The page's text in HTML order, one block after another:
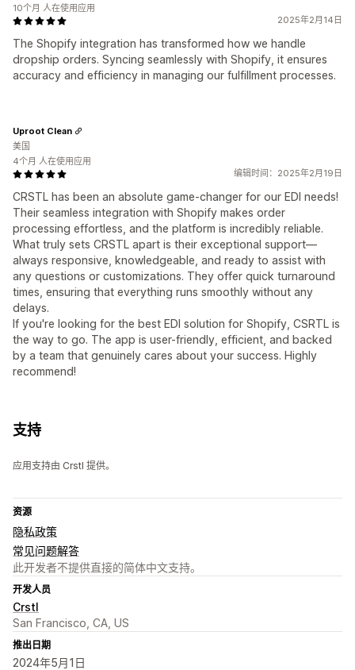
2025年2月14日
The Shopify integration has transformed how we handle
dropship orders. Syncing seamlessly with Shopify, it ensures
accuracy and efficiency in managing our fulfillment processes.
10个月 人在使用应用
编辑时间：2025年2月19日
CRSTL has been an absolute game-changer for our EDI needs!
Their seamless integration with Shopify makes order
processing effortless, and the platform is incredibly reliable.
What truly sets CRSTL apart is their exceptional support—
always responsive, knowledgeable, and ready to assist with
any questions or customizations. They offer quick turnaround
times, ensuring that everything runs smoothly without any
delays.
If you're looking for the best EDI solution for Shopify, CSRTL is
the way to go. The app is user-friendly, efficient, and backed
by a team that genuinely cares about your success. Highly
recommend!
Uproot Clean
美国
4个月 人在使用应用
支持
应用支持由 Crstl 提供。
资源
隐私政策
常见问题解答
此开发者不提供直接的简体中文支持。
开发人员
Crstl
San Francisco, CA, US
推出日期
2024年5月1日